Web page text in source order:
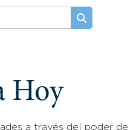
Hoy
a través del poder de